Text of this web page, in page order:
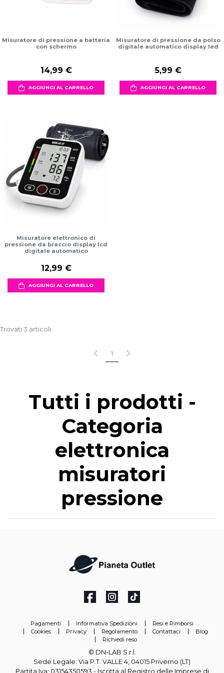
Misuratore di pressione a batteria
con schermo
14,99 €
AGGIUNGI AL CARRELLO
Misuratore di pressione da polso
digitale automatico display led
5,99 €
AGGIUNGI AL CARRELLO
Misuratore elettronico di
pressione da braccio display lcd
digitale automatico
12,99 €
AGGIUNGI AL CARRELLO
Trovati 3 articoli
1
Tutti i prodotti -
Categoria
elettronica
misuratori
pressione
Pagamenti Informativa Spedizioni
Resi e Rimborsi
Cookies
Privacy Regolamento Contattaci
Blog
Richiedi reso
© DN-LAB S.r.l.
Sede Legale: Via P.T. VALLE 4, 04015 Priverno (LT)
Partita Iva: 03154350593 - Iscritta al Registro delle Imprese di